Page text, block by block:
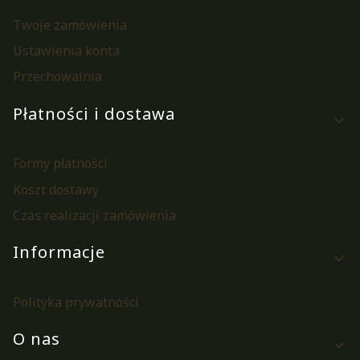
Twoje zamówienia
Ustawienia konta
Przechowalnia
Płatności i dostawa
Formy płatności
Koszt dostawy
Czas realizacji zamówienia
Informacje
Polityka prywatności
O nas